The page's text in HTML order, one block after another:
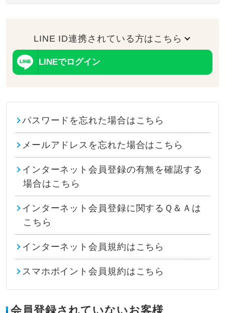
LINE ID連携されている方はこちら
LINEでログイン
パスワードを忘れた場合はこちら
メールアドレスを忘れた場合はこちら
インターネット会員登録の有無を確認する
場合はこちら
インターネット会員登録に関するＱ＆Ａは
こちら
インターネット会員規約はこちら
スマホポイント会員規約はこちら
会員登録されていないお客様